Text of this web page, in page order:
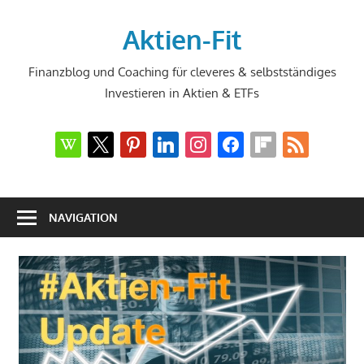
Aktien-Fit
Finanzblog und Coaching für cleveres & selbstständiges
Investieren in Aktien & ETFs
wikipedia
x pinterestlinkedininstagramfacebookflipboard
rss
NAVIGATION